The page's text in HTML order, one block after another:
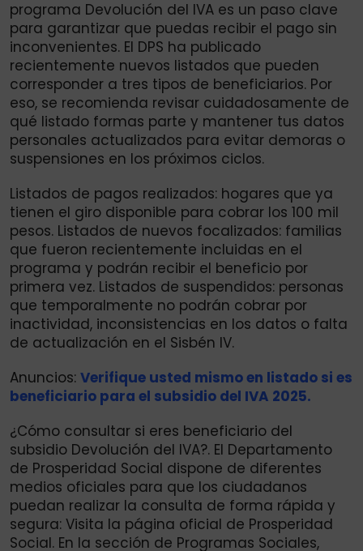
programa Devolución del IVA es un paso clave
para garantizar que puedas recibir el pago sin
inconvenientes. El DPS ha publicado
recientemente nuevos listados que pueden
corresponder a tres tipos de beneficiarios. Por
eso, se recomienda revisar cuidadosamente de
qué listado formas parte y mantener tus datos
personales actualizados para evitar demoras o
suspensiones en los próximos ciclos.
Listados de pagos realizados: hogares que ya
tienen el giro disponible para cobrar los 100 mil
pesos. Listados de nuevos focalizados: familias
que fueron recientemente incluidas en el
programa y podrán recibir el beneficio por
primera vez. Listados de suspendidos: personas
que temporalmente no podrán cobrar por
inactividad, inconsistencias en los datos o falta
de actualización en el Sisbén IV.
Anuncios: Verifique usted mismo en listado si es
beneficiario para el subsidio del IVA 2025.
¿Cómo consultar si eres beneficiario del
subsidio Devolución del IVA?. El Departamento
de Prosperidad Social dispone de diferentes
medios oficiales para que los ciudadanos
puedan realizar la consulta de forma rápida y
segura: Visita la página oficial de Prosperidad
Social. En la sección de Programas Sociales,